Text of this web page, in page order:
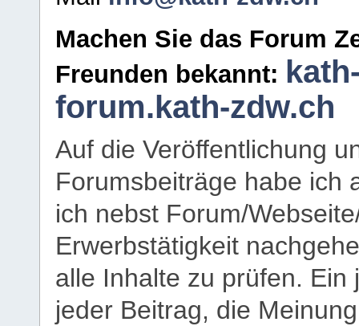
Machen Sie das Forum
Freunden bekannt:
forum.kath-zdw.ch
Auf die Veröffentlichung
Forumsbeiträge habe ich
ich nebst Forum/
Erwerbstätigkeit
alle Inhalte zu prüfen.
jeder Beitrag, die